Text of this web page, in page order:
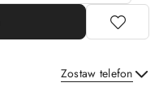
Zostaw telefon